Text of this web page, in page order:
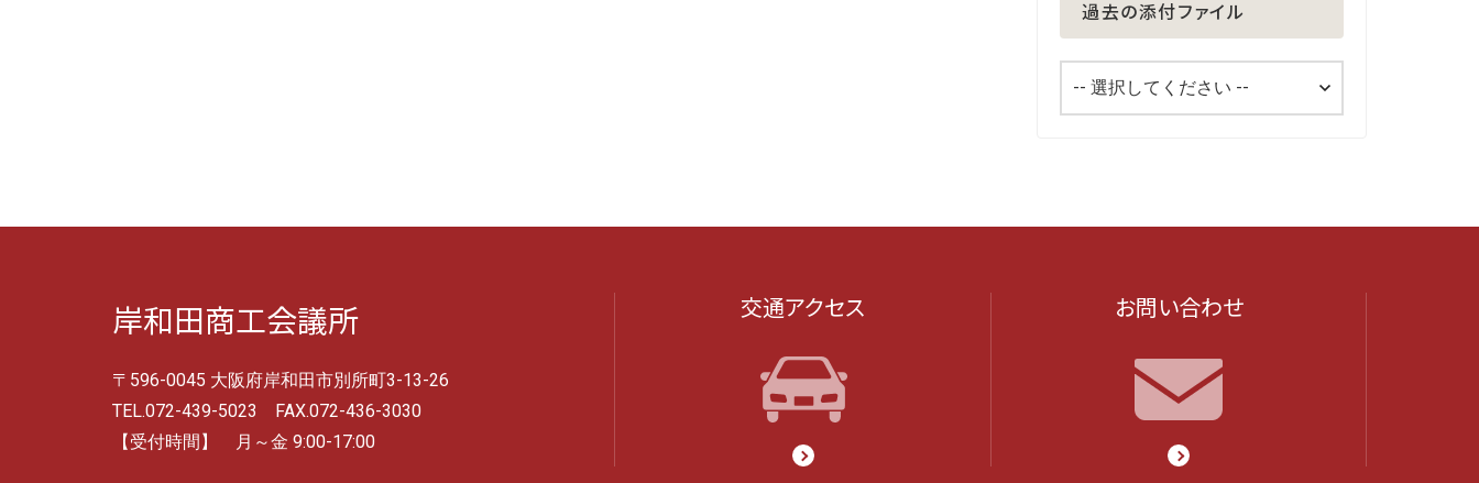
過去の添付ファイル
岸和田商工会議所
〒596-0045 大阪府岸和田市別所町3-13-26
TEL.072-439-5023 FAX.072-436-3030
【受付時間】 月～金 9:00-17:00
交通アクセス お問い合わせ